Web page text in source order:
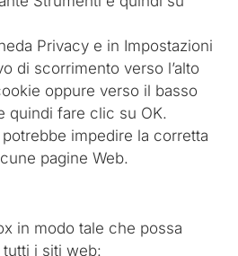
Privacy e in Impostazioni
di scorrimento verso l’alto
oppure verso il basso
quindi fare clic su OK.
impedire la corretta
pagine Web.
in modo tale che possa
i siti web: